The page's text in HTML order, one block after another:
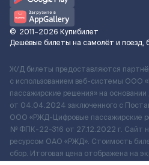
© 2011–2026 Купибилет
Дешёвые билеты на самолёт и поезд,
Ж/Д билеты предоставляются
с использованием веб-системы ООО
пассажирские решения» на
от 04.04.2024 заключенного с
ООО «РЖД-Цифровые пассажирские
№ ФПК-22-316 от 27.12.2022 г. Сайт
ресурсом ОАО «РЖД». Стоимость
сбор. Итоговая цена отображена на